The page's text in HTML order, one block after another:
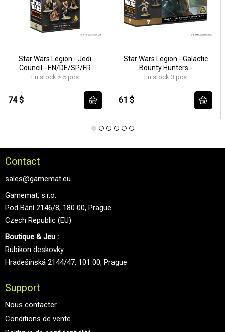
Star Wars Legion - Jedi
Council - EN/DE/SP/FR
En stock > 5 pcs
74 $
Star Wars Legion - Galactic
Bounty Hunters -
EN/DE/SP/FR
En stock 3 pcs
61 $
Contact
sales@gamemat.eu
Gamemat, s.r.o.
Pod Bání 2146/8, 180 00, Prague
Czech Republic (EU)
Boutique & Jeu :
Rubikon deskovky
Hradešínská 2144/47, 101 00, Prague
Support
Nous contacter
Conditions de vente